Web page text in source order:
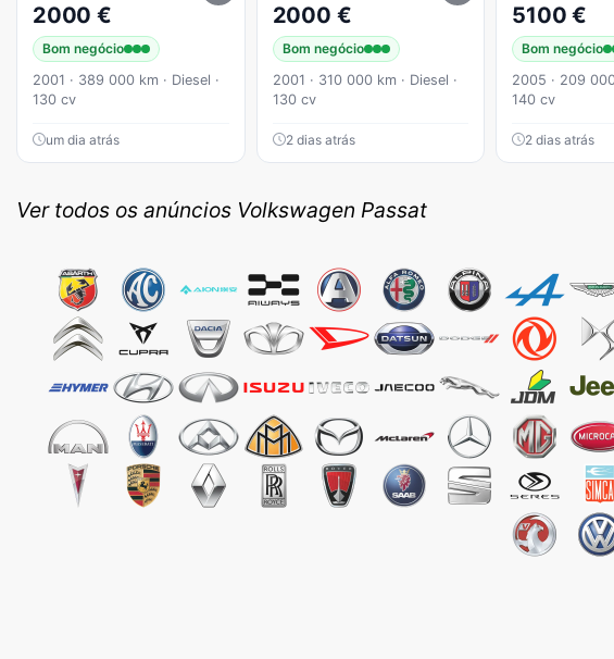
2000 €
Bom negócio
2001 · 389 000 km · Diesel ·
130 cv
um dia atrás
2000 €
Bom negócio
2001 · 310 000 km · Diesel ·
130 cv
2 dias atrás
5100 €
Bom negócio
2005 · 209
140 cv
2 dias atrás
Ver todos os anúncios Volkswagen Passat